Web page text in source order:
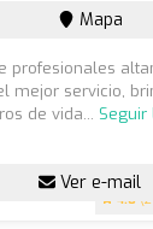
4.8
Mapa
profesionales
mejor servicio,
de vida... Seguir
Ver e-mail